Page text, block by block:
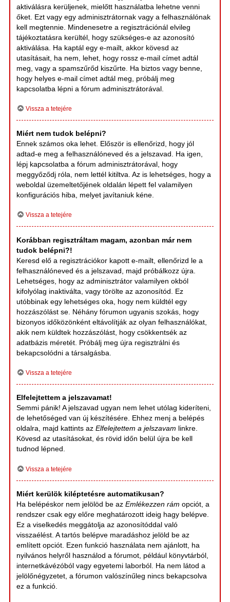
aktiválásra kerüljenek, mielőtt használatba lehetne venni
őket. Ezt vagy egy adminisztrátornak vagy a felhasználónak
kell megtennie. Mindenesetre a regisztrációnál elvileg
tájékoztatásra kerültél, hogy szükséges-e az azonosító
aktiválása. Ha kaptál egy e-mailt, akkor kövesd az
utasításait, ha nem, lehet, hogy rossz e-mail címet adtál
meg, vagy a spamszűrőd kiszűrte. Ha biztos vagy benne,
hogy helyes e-mail címet adtál meg, próbálj meg
kapcsolatba lépni a fórum adminisztrátorával.
Vissza a tetejére
Miért nem tudok belépni?
Ennek számos oka lehet. Először is ellenőrizd, hogy jól
adtad-e meg a felhasználóneved és a jelszavad. Ha igen,
lépj kapcsolatba a fórum adminisztrátorával, hogy
meggyőződj róla, nem lettél kitiltva. Az is lehetséges, hogy a
weboldal üzemeltetőjének oldalán lépett fel valamilyen
konfigurációs hiba, melyet javítaniuk kéne.
Vissza a tetejére
Korábban regisztráltam magam, azonban már nem
tudok belépni?!
Keresd elő a regisztrációkor kapott e-mailt, ellenőrizd le a
felhasználóneved és a jelszavad, majd próbálkozz újra.
Lehetséges, hogy az adminisztrátor valamilyen okból
kifolyólag inaktiválta, vagy törölte az azonosítód. Ez
utóbbinak egy lehetséges oka, hogy nem küldtél egy
hozzászólást se. Néhány fórumon ugyanis szokás, hogy
bizonyos időközönként eltávolítják az olyan felhasználókat,
akik nem küldtek hozzászólást, hogy csökkentsék az
adatbázis méretét. Próbálj meg újra regisztrálni és
bekapcsolódni a társalgásba.
Vissza a tetejére
Elfelejtettem a jelszavamat!
Semmi pánik! A jelszavad ugyan nem lehet utólag kideríteni,
de lehetőséged van új készítésére. Ehhez menj a belépés
oldalra, majd kattints az Elfelejtettem a jelszavam linkre.
Kövesd az utasításokat, és rövid időn belül újra be kell
tudnod lépned.
Vissza a tetejére
Miért kerülök kiléptetésre automatikusan?
Ha belépéskor nem jelölöd be az Emlékezzen rám opciót, a
rendszer csak egy előre meghatározott ideig hagy belépve.
Ez a viselkedés meggátolja az azonosítóddal való
visszaélést. A tartós belépve maradáshoz jelöld be az
említett opciót. Ezen funkció használata nem ajánlott, ha
nyilvános helyről használod a fórumot, például könyvtárból,
internetkávézóból vagy egyetemi laborból. Ha nem látod a
jelölőnégyzetet, a fórumon valószínűleg nincs bekapcsolva
ez a funkció.